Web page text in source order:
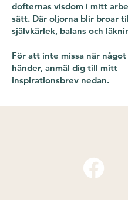
dofternas visdom i mitt
sätt. Där oljorna blir broar
självkärlek, balans och
För att inte missa när
händer, anmäl dig till mitt
inspirationsbrev nedan.